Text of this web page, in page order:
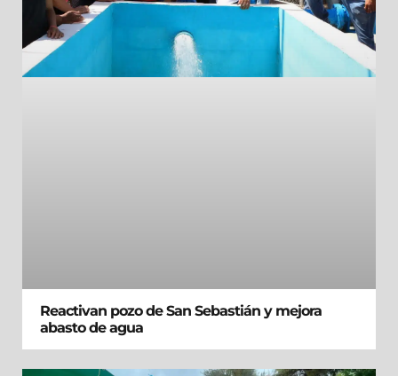
Reactivan pozo de San Sebastián y mejora
abasto de agua